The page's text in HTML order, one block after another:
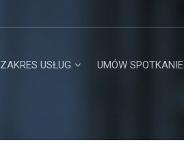
ZAKRES USŁUG UMÓW SPOTKANIE